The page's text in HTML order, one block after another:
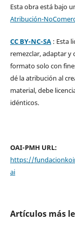
Esta obra está bajo
Atribución-
CC BY-NC-SA: Esta
remezclar, adaptar
formato solo con
dé la atribución al
material, debe
idénticos.
OAI-PMH URL:
https://
ai
Artículos más